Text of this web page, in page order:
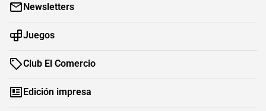
Newsletters
Juegos
Club El Comercio
Edición impresa